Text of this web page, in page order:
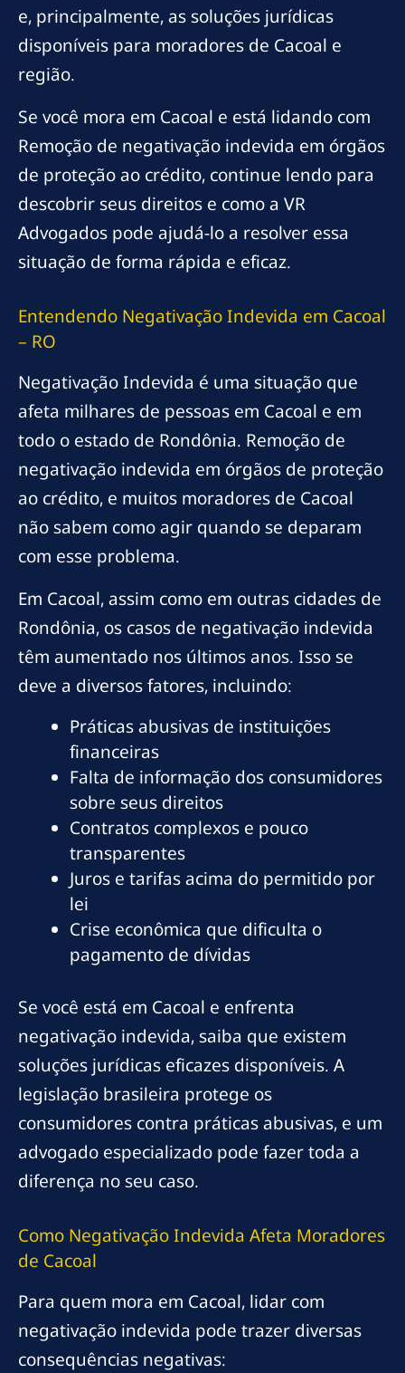
e, principalmente, as soluções jurídicas
disponíveis para moradores de Cacoal e
região.
Se você mora em Cacoal e está lidando com
Remoção de negativação indevida em órgãos
de proteção ao crédito, continue lendo para
descobrir seus direitos e como a VR
Advogados pode ajudá-lo a resolver essa
situação de forma rápida e eficaz.
Entendendo Negativação Indevida em Cacoal
– RO
Negativação Indevida é uma situação que
afeta milhares de pessoas em Cacoal e em
todo o estado de Rondônia. Remoção de
negativação indevida em órgãos de proteção
ao crédito, e muitos moradores de Cacoal
não sabem como agir quando se deparam
com esse problema.
Em Cacoal, assim como em outras cidades de
Rondônia, os casos de negativação indevida
têm aumentado nos últimos anos. Isso se
deve a diversos fatores, incluindo:
Práticas abusivas de instituições
financeiras
Falta de informação dos consumidores
sobre seus direitos
Contratos complexos e pouco
transparentes
Juros e tarifas acima do permitido por
lei
Crise econômica que dificulta o
pagamento de dívidas
Se você está em Cacoal e enfrenta
negativação indevida, saiba que existem
soluções jurídicas eficazes disponíveis. A
legislação brasileira protege os
consumidores contra práticas abusivas, e um
advogado especializado pode fazer toda a
diferença no seu caso.
Como Negativação Indevida Afeta Moradores
de Cacoal
Para quem mora em Cacoal, lidar com
negativação indevida pode trazer diversas
consequências negativas: